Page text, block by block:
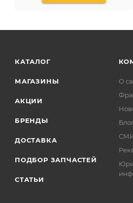
КАТАЛОГ
МАГАЗИНЫ
АКЦИИ
БРЕНДЫ
ДОСТАВКА
ПОДБОР ЗАПЧАСТЕЙ
СТАТЬИ
О